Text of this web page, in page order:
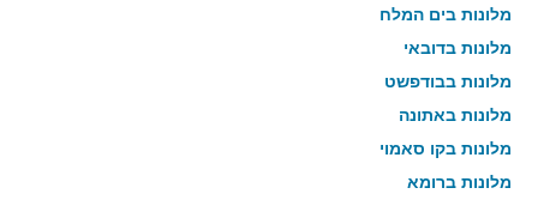
מלונות בים המלח
מלונות בדובאי
מלונות בבודפשט
מלונות באתונה
מלונות בקו סאמוי
מלונות ברומא